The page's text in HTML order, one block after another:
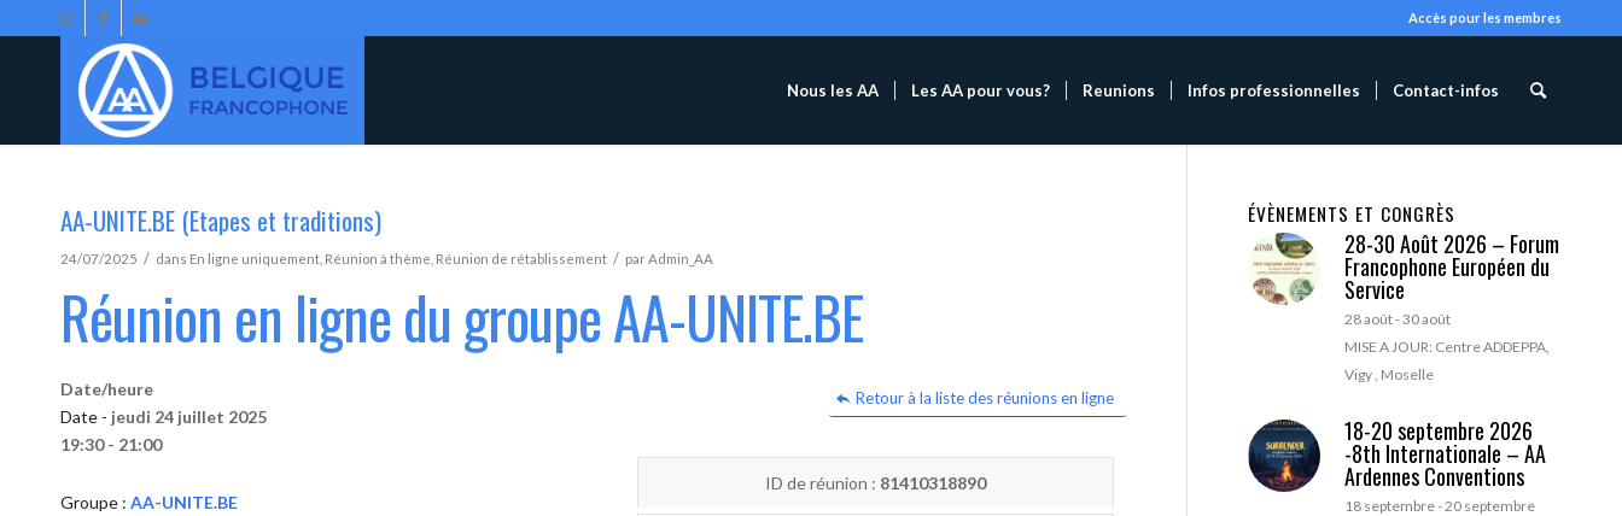
Accès pour les membres
Nous les AA Les AA pour vous? Reunions Infos professionnelles Contact-infos
AA-UNITE.BE (Etapes et traditions)
24/07/2025 / dans En ligne uniquement Réunion à thème Réunion de rétablissement / parAdmin_AA
Réunion en ligne du groupe AA-UNITE.BE
Retour à la liste des réunions en ligne
Date/heure
Date - jeudi 24 juillet 2025
19:30 - 21:00
Groupe : AA-UNITE.BE
ID de réunion : 81410318890
ÉVÈNEMENTS ET CONGRÈS
28-30 Août 2026 – Forum
Francophone Européen du
Service
28 août-30 août
MISE A JOUR: Centre ADDEPPA,
Vigy , Moselle
18-20 septembre 2026
-8th Internationale – AA
Ardennes Conventions
18 septembre-20 septembre